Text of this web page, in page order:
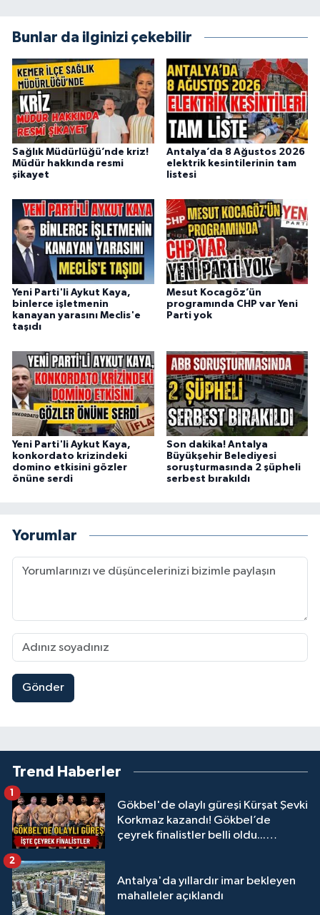
Bunlar da ilginizi çekebilir
Sağlık Müdürlüğü’nde kriz!
Müdür hakkında resmi
şikayet
Antalya’da 8 Ağustos 2026
elektrik kesintilerinin tam
listesi
Yeni Parti'li Aykut Kaya,
binlerce işletmenin
kanayan yarasını Meclis'e
taşıdı
Mesut Kocagöz’ün
programında CHP var Yeni
Parti yok
Yeni Parti'li Aykut Kaya,
konkordato krizindeki
domino etkisini gözler
önüne serdi
Son dakika! Antalya
Büyükşehir Belediyesi
soruşturmasında 2 şüpheli
serbest bırakıldı
Yorumlar
Gönder
Trend Haberler
Gökbel'de olaylı güreşi Kürşat Şevki
Korkmaz kazandı! Gökbel’de
çeyrek finalistler belli oldu...
1
Antalya'da yıllardır imar bekleyen
mahalleler açıklandı
2